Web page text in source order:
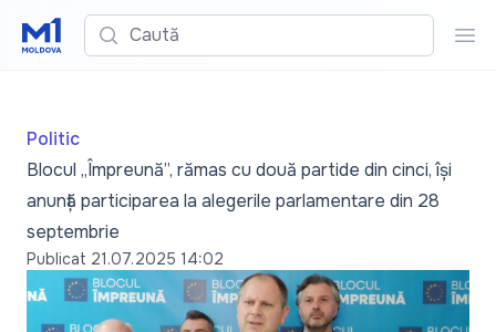
Caută
Politic
Blocul „Împreună”, rămas cu două partide din cinci, își
anunță participarea la alegerile parlamentare din 28
septembrie
Publicat 21.07.2025 14:02